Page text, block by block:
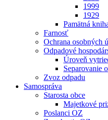
1999
1929
Pamätná
Farnosť
Ochrana osobných
Odpadové
Úroveň
Separovanie
Zvoz odpadu
Samospráva
Starosta obce
Majetkové
Poslanci OZ